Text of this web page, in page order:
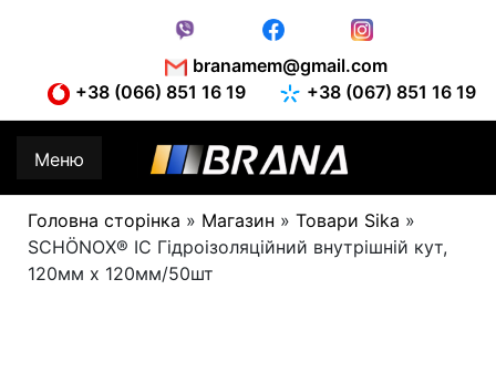
+38 (066) 851 16 19
+38 (067) 851 16 19
branamem@gmail.com
Меню
Головна сторінка » Магазин » Товари Sika »
SCHÖNOX® IC Гідроізоляційний внутрішній кут,
120мм х 120мм/50шт